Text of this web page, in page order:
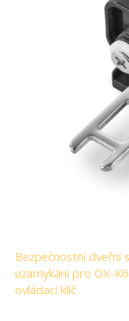
Bezpečnostní dveřní
uzamykání pro OX-
ovládací klíč